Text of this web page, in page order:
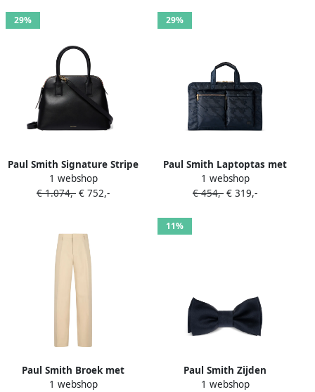
29%
Paul Smith Signature Stripe
leren shopper Zwart
1 webshop
€ 1.074,- € 752,-
29%
Paul Smith Laptoptas met
camouflageprint en rits
Blauw
1 webshop
€ 454,- € 319,-
Paul Smith Broek met
geplooid detail Beige
1 webshop
11%
Paul Smith Zijden
vlinderdas Zwart
1 webshop